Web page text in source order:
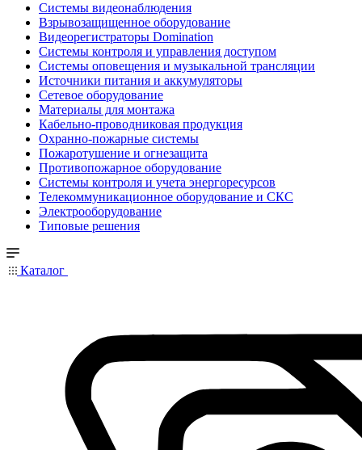
Системы видеонаблюдения
Взрывозащищенное оборудование
Видеорегистраторы Domination
Системы контроля и управления доступом
Системы оповещения и музыкальной трансляции
Источники питания и аккумуляторы
Сетевое оборудование
Материалы для монтажа
Кабельно-проводниковая продукция
Охранно-пожарные системы
Пожаротушение и огнезащита
Противопожарное оборудование
Системы контроля и учета энергоресурсов
Телекоммуникационное оборудование и СКС
Электрооборудование
Типовые решения
Каталог